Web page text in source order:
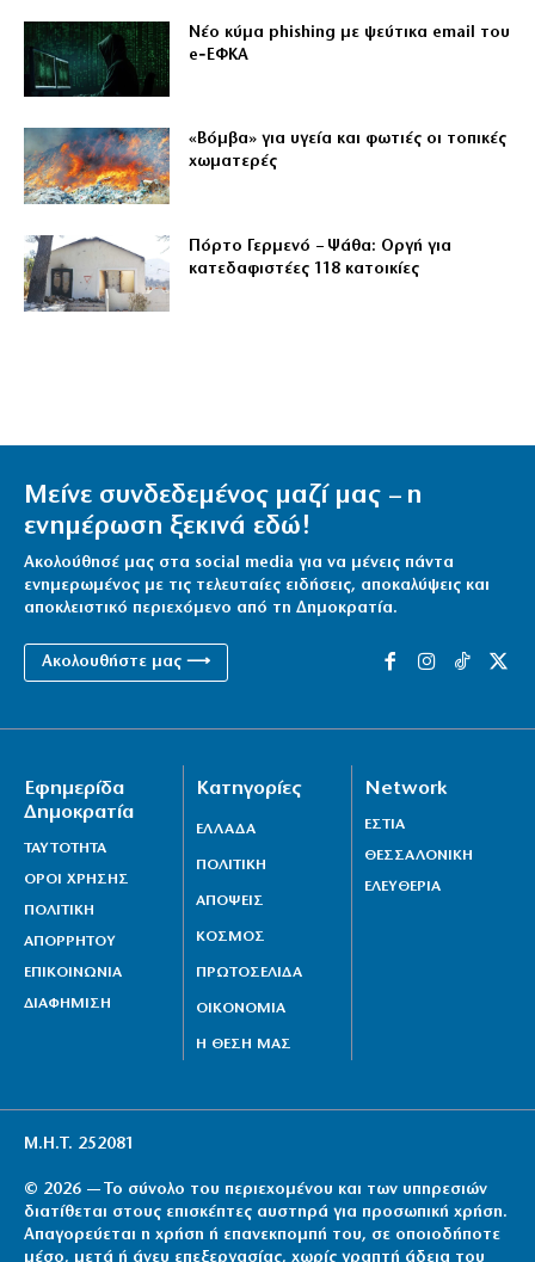
Νέο κύμα phishing με ψεύτικα email του
e‑ΕΦΚΑ
«Βόμβα» για υγεία και φωτιές οι τοπικές
χωματερές
Πόρτο Γερμενό – Ψάθα: Οργή για
κατεδαφιστέες 118 κατοικίες
Μείνε συνδεδεμένος μαζί μας – η
ενημέρωση ξεκινά εδώ!
Ακολούθησέ μας στα social media για να μένεις πάντα
ενημερωμένος με τις τελευταίες ειδήσεις, αποκαλύψεις και
αποκλειστικό περιεχόμενο από τη Δημοκρατία.
Ακολουθήστε μας ⟶
Εφημερίδα
Δημοκρατία
ΤΑΥΤΟΤΗΤΑ
ΟΡΟΙ ΧΡΗΣΗΣ
ΠΟΛΙΤΙΚΗ
ΑΠΟΡΡΗΤΟΥ
ΕΠΙΚΟΙΝΩΝΙΑ
ΔΙΑΦΗΜΙΣΗ
Κατηγορίες
ΕΛΛΑΔΑ
ΠΟΛΙΤΙΚΗ
ΑΠΟΨΕΙΣ
ΚΟΣΜΟΣ
ΠΡΩΤΟΣΕΛΙΔΑ
ΟΙΚΟΝΟΜΙΑ
Η ΘΕΣΗ ΜΑΣ
Network
ΕΣΤΙΑ
ΘΕΣΣΑΛΟΝΙΚΗ
ΕΛΕΥΘΕΡΙΑ
Μ.Η.Τ. 252081
© 2026 — Το σύνολο του περιεχομένου και των υπηρεσιών
διατίθεται στους επισκέπτες αυστηρά για προσωπική χρήση.
Απαγορεύεται η χρήση ή επανεκπομπή του, σε οποιοδήποτε
μέσο, μετά ή άνευ επεξεργασίας, χωρίς γραπτή άδεια του